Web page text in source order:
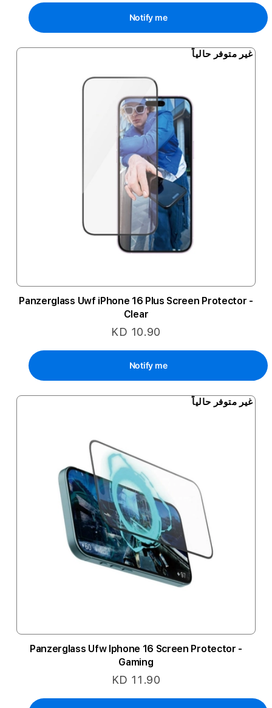
Notify me
غير متوفر حالياً
Panzerglass Uwf iPhone 16 Plus Screen Protector -
Clear
KD 10.90
Notify me
غير متوفر حالياً
Panzerglass Ufw Iphone 16 Screen Protector -
Gaming
KD 11.90